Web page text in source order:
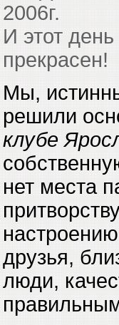
2006г.
И этот
прекрасен!
Мы,
решили
клубе
нет места
друзья,
люди,